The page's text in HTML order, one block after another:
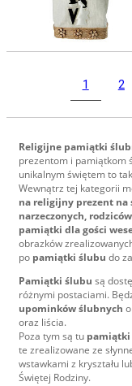
1 2
Religijne pamiątki
prezentom i pamiątkom
unikalnym świętem to
Wewnątrz tej kategorii
na religijny prezent na
narzeczonych,
pamiątki dla gości
obrazków
po pamiątki ślubu do
Pamiątki ślubu są
różnymi postaciami.
upominków ślubnych
oraz liścia.
Poza tym są tu
te zrealizowane ze
wstawkami z kryształu
Świętej Rodziny.